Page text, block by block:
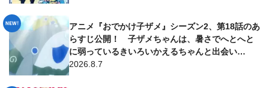
アニメ『おでかけ子ザメ』シーズン2、第18話のあ
らすじ公開！ 子ザメちゃんは、暑さでへとへと
に弱っているきいろいかえるちゃんと出会い…
2026.8.7